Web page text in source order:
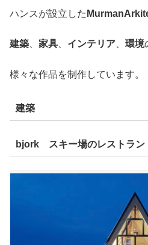
ハンスが設立した
建築 家具 インテリア 環境
様々な作品を制作しています。
建築
bjork スキー場のレストラン